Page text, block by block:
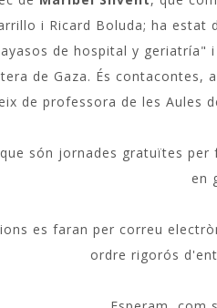
i Ricard Boluda; ha
de hospital y
de Gaza. És
de professora de les Aules
són jornades gratuïtes
en
es faran per correu
ordre rigorós